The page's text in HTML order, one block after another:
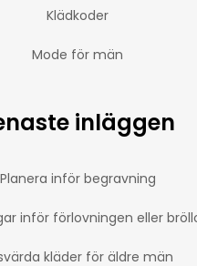
Klädkoder
Mode för män
inläggen
Planera inför begravning
inför förlovningen eller
kläder för äldre män